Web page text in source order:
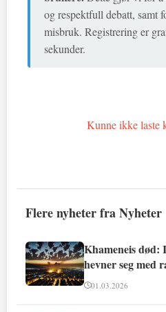
og respektfull debatt, samt
misbruk. Registrering er
sekunder.
Kunne ikke laste
Flere nyheter fra Nyheter
Khameneis død:
hevner seg med
01.03.2026